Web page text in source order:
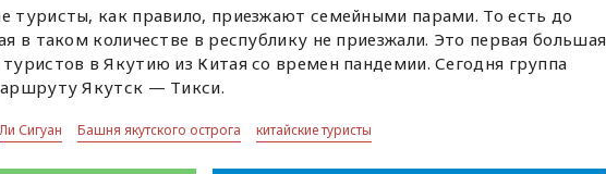
туристы, как правило, приезжают семейными парами. То есть до
в таком количестве в республику не приезжали. Это первая большая
туристов в Якутию из Китая со времен пандемии. Сегодня группа
Якутск — Тикси.
Ли Сигуан Башня якутского острога китайские туристы